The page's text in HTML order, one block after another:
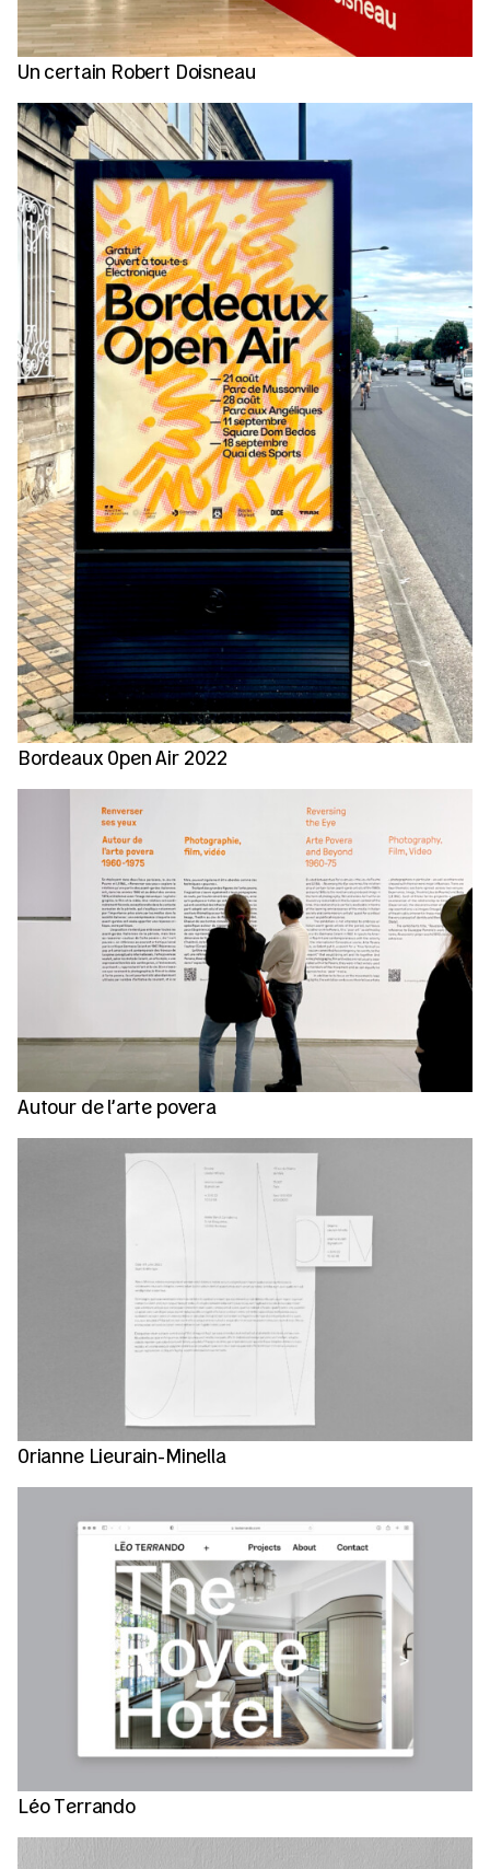
Un certain Robert Doisneau
Bordeaux Open Air 2022
Autour de l’arte povera
Orianne Lieurain-Minella
Léo Terrando